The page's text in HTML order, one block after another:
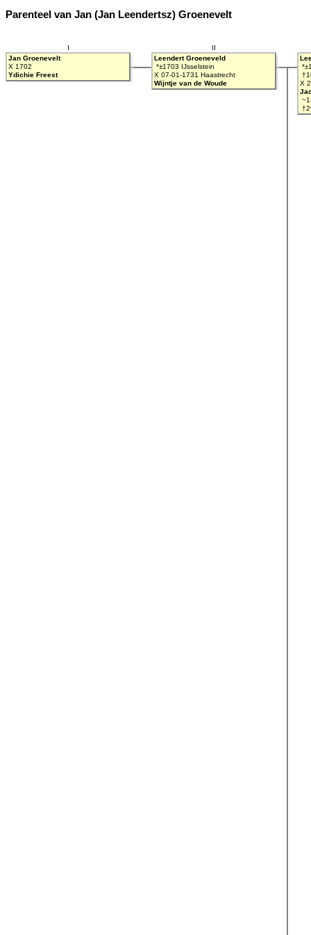
Parenteel van Jan (Jan Leendertsz) Groenevelt
X
Leendert Groeneveld
*±1703 IJsselstein
X 07-01-1731 Haastrecht
Wijntje van de Woude
Jan Groenevelt
X 1702
Ydichie Freest
I II